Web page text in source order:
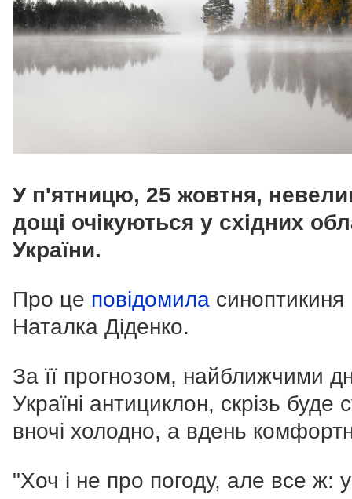
У п'ятницю, 25 жовтня,
дощі очікуються у східних
України.
Про це повідомила синоптикиня
Наталка Діденко.
За її прогнозом, найближчими
Україні антициклон, скрізь буде
вночі холодно, а вдень
"Хоч і не про погоду, але все ж: у